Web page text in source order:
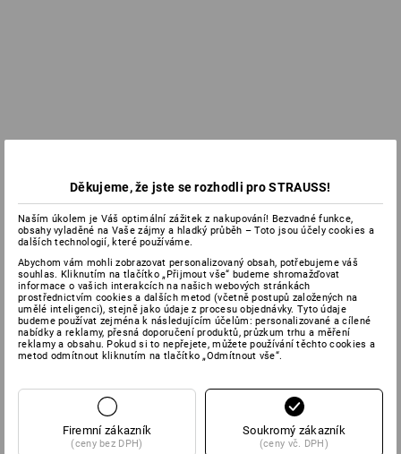
Děkujeme, že jste se rozhodli pro STRAUSS!
Naším úkolem je Váš optimální zážitek z nakupování! Bezvadné funkce,
obsahy vyladěné na Vaše zájmy a hladký průběh – Toto jsou účely cookies a
dalších technologií, které používáme.
Abychom vám mohli zobrazovat personalizovaný obsah, potřebujeme váš
souhlas. Kliknutím na tlačítko „Přijmout vše“ budeme shromažďovat
informace o vašich interakcích na našich webových stránkách
prostřednictvím cookies a dalších metod (včetně postupů založených na
umělé inteligenci), stejně jako údaje z procesu objednávky. Tyto údaje
budeme používat zejména k následujícím účelům: personalizované a cílené
nabídky a reklamy, přesná doporučení produktů, průzkum trhu a měření
reklamy a obsahu. Pokud si to nepřejete, můžete používání těchto cookies a
metod odmítnout kliknutím na tlačítko „Odmítnout vše“.
Firemní zákazník
(ceny bez DPH)
Soukromý zákazník
(ceny vč. DPH)